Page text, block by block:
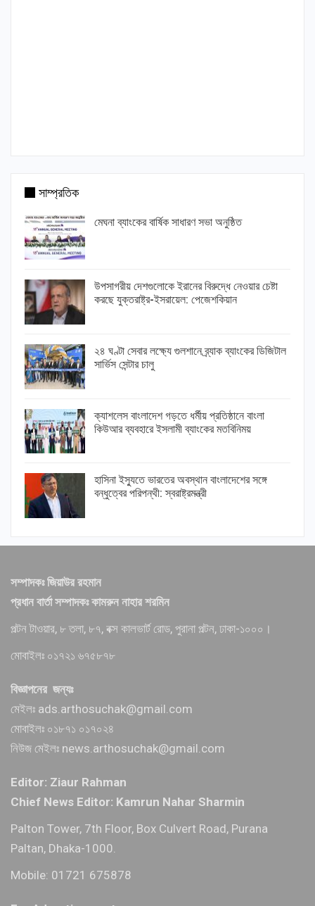
সাম্প্রতিক
মেঘনা ব্যাংকের বার্ষিক সাধারণ সভা অনুষ্ঠিত
উপসাগরীয় দেশগুলোকে ইরানের বিরুদ্ধে নেওয়ার চেষ্টা
করছে যুক্তরাষ্ট্র-ইসরায়েল: পেজেশকিয়ান
২৪ ঘণ্টা সেবার লক্ষ্যে গুলশানে ব্র্যাক ব্যাংকের ডিজিটাল
সার্ভিস সেন্টার চালু
ক্যাশলেস বাংলাদেশ গড়তে ধর্মীয় প্রতিষ্ঠানে বাংলা
কিউআর ব্যবহারে ইসলামী ব্যাংকের মতবিনিময়
হাসিনা ইস্যুতে ভারতের অবস্থান বাংলাদেশের সঙ্গে
বন্ধুত্বের পরিপন্থী: স্বরাষ্ট্রমন্ত্রী
সম্পাদকঃ জিয়াউর রহমান
প্রধান বার্তা সম্পাদকঃ কামরুন নাহার শরমিন
পল্টন টাওয়ার, ৮ তলা, ৮৭, বক্স কালভার্ট রোড, পুরানা পল্টন, ঢাকা-১০০০।
মোবাইলঃ ০১৭২১ ৬৭৫৮৭৮
বিজ্ঞাপনের জন্যঃ
মেইলঃ ads.arthosuchak@gmail.com
মোবাইলঃ ০১৮৭১ ০১৭০২৪
নিউজ মেইলঃ news.arthosuchak@gmail.com
Editor: Ziaur Rahman
Chief News Editor: Kamrun Nahar Sharmin
Palton Tower, 7th Floor, Box Culvert Road, Purana
Paltan, Dhaka-1000.
Mobile: 01721 675878